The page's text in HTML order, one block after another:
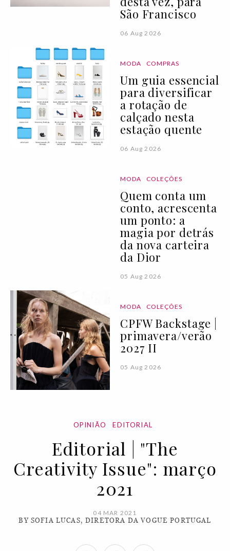
São Francisco
06 Aug 2026
MODA COMPRAS
Um guia essencial
para diversificar
a rotação de
calçado nesta
estação quente
06 Aug 2026
MODA COLEÇÕES
Quem conta um
conto, acrescenta
um ponto: a
magia por detrás
da nova carteira
da Dior
05 Aug 2026
MODA COLEÇÕES
CPFW Backstage |
primavera/verão
2027 II
05 Aug 2026
OPINIÃO EDITORIAL
Editorial | "The
Creativity Issue": março
2021
04 MAR 2021
BY SOFIA LUCAS, DIRETORA DA VOGUE PORTUGAL